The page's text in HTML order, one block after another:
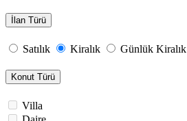
İlan Türü
Satılık Kiralık Günlük Kiralık
Konut Türü
Villa